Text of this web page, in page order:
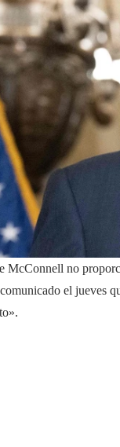
McConnell no
el jueves